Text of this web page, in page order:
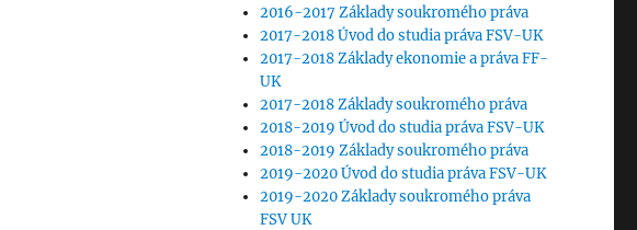
2016-2017 Základy soukromého práva
2017-2018 Úvod do studia práva FSV-UK
2017-2018 Základy ekonomie a práva FF-
UK
2017-2018 Základy soukromého práva
2018-2019 Úvod do studia práva FSV-UK
2018-2019 Základy soukromého práva
2019-2020 Úvod do studia práva FSV-UK
2019-2020 Základy soukromého práva
FSV UK